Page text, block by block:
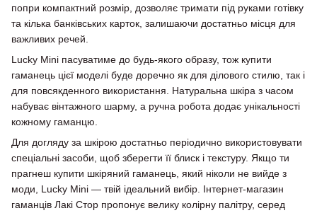
попри компактний розмір, дозволяє тримати під руками готівку
та кілька банківських карток, залишаючи достатньо місця для
важливих речей.
Lucky Mini пасуватиме до будь-якого образу, тож купити
гаманець цієї моделі буде доречно як для ділового стилю, так і
для повсякденного використання. Натуральна шкіра з часом
набуває вінтажного шарму, а ручна робота додає унікальності
кожному гаманцю.
Для догляду за шкірою достатньо періодично використовувати
спеціальні засоби, щоб зберегти її блиск і текстуру. Якщо ти
прагнеш купити шкіряний гаманець, який ніколи не вийде з
моди, Lucky Mini — твій ідеальний вибір. Інтернет-магазин
гаманців Лакі Стор пропонує велику колірну палітру, серед